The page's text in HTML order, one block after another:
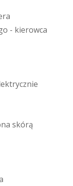
ra
o - kierowca
ektrycznie
na skórą